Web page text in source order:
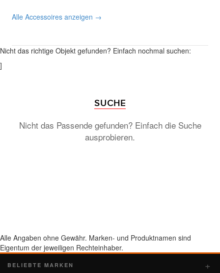
Alle Accessoires anzeigen →
Nicht das richtige Objekt gefunden? Einfach nochmal suchen:
]
SUCHE
Nicht das Passende gefunden? Einfach die Suche
ausprobieren.
Alle Angaben ohne Gewähr. Marken- und Produktnamen sind
Eigentum der jeweiligen Rechteinhaber.
BELIEBTE MARKEN